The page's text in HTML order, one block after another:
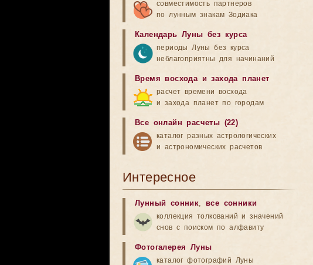
совместимость партнеров
по лунным знакам Зодиака
Календарь Луны без курса
периоды Луны без курса
неблагоприятны для начинаний
Время восхода и захода планет
расчет времени восхода
и захода планет по городам
Все онлайн расчеты (22)
каталог разных астрологических
и астрономических расчетов
Интересное
Лунный сонник, все сонники
коллекция толкований и значений
снов с поиском по алфавиту
Фотогалерея Луны
каталог фотографий Луны